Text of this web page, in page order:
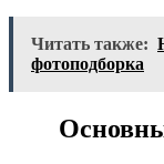
Читать также:
фотоподборка